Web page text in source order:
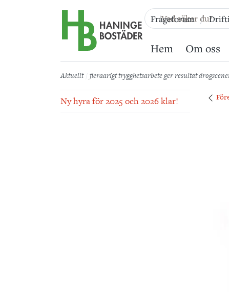
Hem Om oss
Frågeforum
Aktuellt fleraarigt trygghetsarbete ger resultat
Ny hyra för 2025 och 2026 klar!